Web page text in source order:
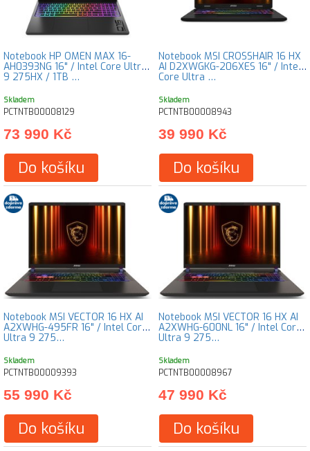
Notebook HP OMEN MAX 16-
AH0393NG 16" / Intel Core Ultra
9 275HX / 1TB …
Skladem
PCTNTB00008129
73 990 Kč
Do košíku
Notebook MSI CROSSHAIR 16 HX
AI D2XWGKG-206XES 16" / Intel
Core Ultra …
Skladem
PCTNTB00008943
39 990 Kč
Do košíku
Notebook MSI VECTOR 16 HX AI
A2XWHG-495FR 16" / Intel Core
Ultra 9 275…
Skladem
PCTNTB00009393
55 990 Kč
Do košíku
Notebook MSI VECTOR 16 HX AI
A2XWHG-600NL 16" / Intel Core
Ultra 9 275…
Skladem
PCTNTB00008967
47 990 Kč
Do košíku